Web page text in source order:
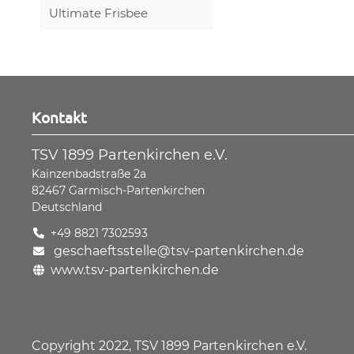
Ultimate Frisbee
Kontakt
TSV 1899 Partenkirchen e.V.
Kainzenbadstraße 2a
82467 Garmisch-Partenkirchen
Deutschland
+49 8821 7302593
geschaeftsstelle@tsv-partenkirchen.de
www.tsv-partenkirchen.de
Copyright 2022, TSV 1899 Partenkirchen e.V.